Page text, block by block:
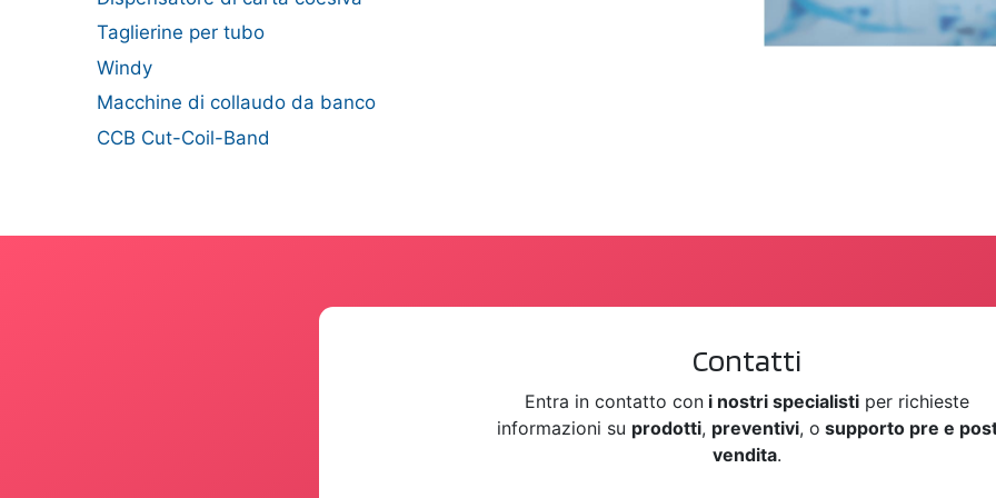
Taglierine per tubo
Windy
Macchine di collaudo da banco
CCB Cut-Coil-Band
Contatti
Entra in contatto con i nostri specialisti per richieste
informazioni su prodotti, preventivi, o supporto pre e
vendita.